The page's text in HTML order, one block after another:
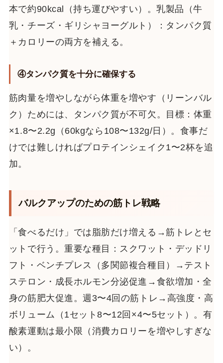
本で約90kcal（持ち運びやすい）。乳製品（牛
乳・チーズ・ギリシャヨーグルト）：タンパク質
＋カロリーの両方を補える。
④タンパク質を十分に確保する
筋肉量を増やしながら体重を増やす（リーンバル
ク）ためには、タンパク質が不可欠。目標：体重
×1.8〜2.2g（60kgなら108〜132g/日）。食事だ
けでは難しければプロテインシェイク1〜2杯を追
加。
バルクアップのための筋トレ戦略
「食べるだけ」では脂肪だけ増える→筋トレとセ
ットで行う。重要な種目：スクワット・デッドリ
フト・ベンチプレス（多関節複合種目）→テスト
ステロン・成長ホルモン分泌促進→食欲増加・全
身の筋肥大促進。週3〜4回の筋トレ→高強度・高
ボリューム（1セット8〜12回×4〜5セット）。有
酸素運動は最小限（消費カロリーを増やしすぎな
い）。